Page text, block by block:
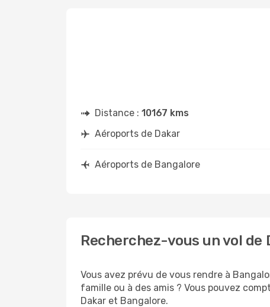
Distance : 10167 kms
Aéroports de Dakar
Aéroports de Bangalore
Recherchez-vous un vol de
Vous avez prévu de vous rendre à
famille ou à des amis ? Vous pouvez
Dakar et Bangalore.